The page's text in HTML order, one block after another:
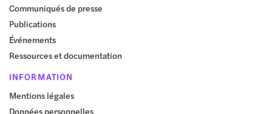
Communiqués de presse
Publications
Événements
Ressources et documentation
INFORMATION
Mentions légales
Données personnelles